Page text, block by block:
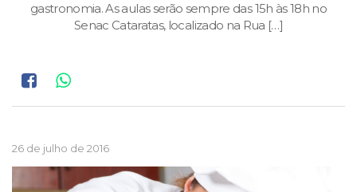
gastronomia. As aulas serão sempre das 15h às 18h no
Senac Cataratas, localizado na Rua […]
26 de julho de 2016